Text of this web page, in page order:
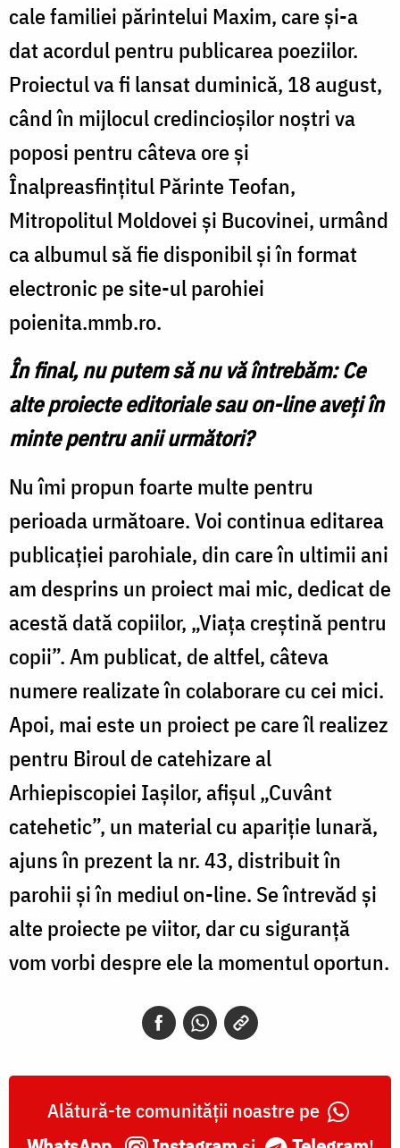
cale familiei părintelui Maxim, care şi-a
dat acordul pentru publicarea poeziilor.
Proiectul va fi lansat duminică, 18 august,
când în mijlocul credincioşilor noştri va
poposi pentru câteva ore şi
Înalpreasfinţitul Părinte Teofan,
Mitropolitul Moldovei şi Bucovinei, urmând
ca albumul să fie disponibil şi în format
electronic pe site-ul parohiei
poienita.mmb.ro.
În final, nu putem să nu vă întrebăm: Ce
alte proiecte editoriale sau on-line aveți în
minte pentru anii următori?
Nu îmi propun foarte multe pentru
perioada următoare. Voi continua editarea
publicaţiei parohiale, din care în ultimii ani
am desprins un proiect mai mic, dedicat de
acestă dată copiilor, „Viaţa creştină pentru
copii”. Am publicat, de altfel, câteva
numere realizate în colaborare cu cei mici.
Apoi, mai este un proiect pe care îl realizez
pentru Biroul de catehizare al
Arhiepiscopiei Iaşilor, afişul „Cuvânt
catehetic”, un material cu apariţie lunară,
ajuns în prezent la nr. 43, distribuit în
parohii şi în mediul on-line. Se întrevăd şi
alte proiecte pe viitor, dar cu siguranţă
vom vorbi despre ele la momentul oportun.
Alătură-te comunității noastre pe